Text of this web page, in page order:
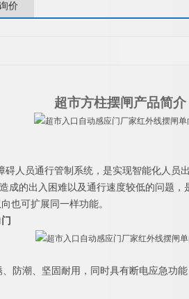
价
超市方柱摆闸产品简介
碍人员通行管制系统，是实现智能化人员
成的出入困难以及通行速度较低的问题
也可扩展同一样功能。
防潮、坚固耐用，同时具有断电应急功能